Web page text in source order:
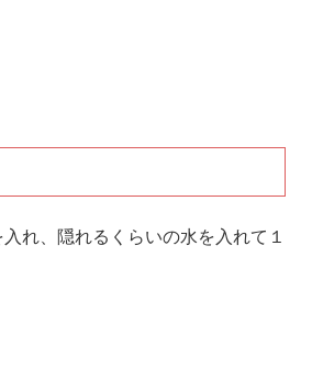
れ、隠れるくらいの水を入れて１